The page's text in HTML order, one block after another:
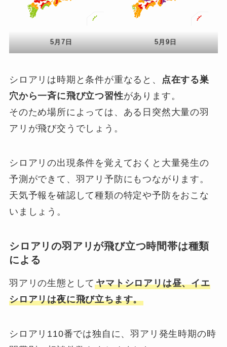
5月7日 5月9日
シロアリは時期と条件が重なると、
点在する巣
穴から一斉に飛び立つ習性があります。
そのため場所によっては、ある日突然大量の羽
アリが飛び交うでしょう。
シロアリの出現条件を覚えておくと大量発生の
予測ができて、羽アリ予防にもつながります。
天気予報を確認して種類の特定や予防をおこな
いましょう。
シロアリの羽アリが飛び立つ時間帯は種類
による
羽アリの生態としてヤマトシロアリは昼、イエ
シロアリは夜に飛び立ちます。
シロアリ110番では独自に、羽アリ発生時期の時